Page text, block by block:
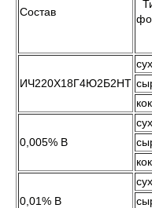
Состав
ИЧ220Х18Г4Ю2Б2НТ
0,005% В
0,01% В